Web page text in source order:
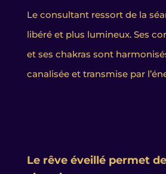
Le consultant ressort de la
libéré et plus lumineux. Ses
et ses chakras sont
canalisée et transmise par
Le rêve éveillé permet